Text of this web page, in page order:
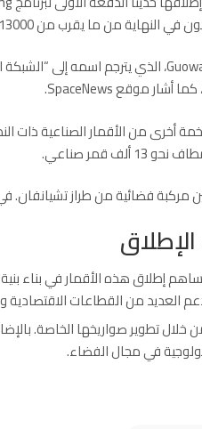
في النهاية من ما يقرب من13000
أخرى من الأقمار الصناعية
قمر صناعي.
مركبة فضائية من طراز تشيانفان.
يساهم إطلاق هذه الأقمار في بناء
العديد من القطاعات الاقتصادية
خلال تطوير صواريخها الخاصة.
في مجال الفضاء.